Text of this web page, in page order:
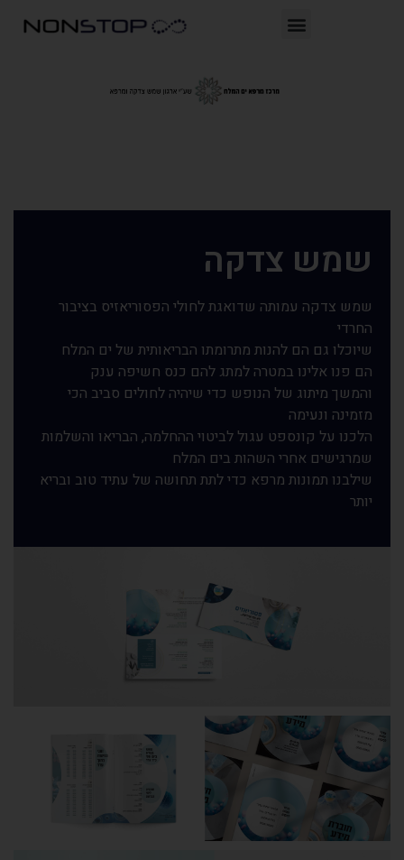
שמש צדקה
שמש צדקה עמותה שדואגת לחולי הפסוריאזיס בציבור
החרדי
שיוכלו גם הם להנות מתרומתו הבריאותית של ים המלח
הם פנו אלינו במטרה למתג להם כנס חשיפה ענק
והמשך מיתוג של הנופש כדי שיהיה לחולים סביב הכי
מזמינה ונעימה
הלכנו על קונספט עגול לביטוי ההחלמה, הבריאו והשלמות
שמרגישים אחרי השהות בים המלח
שילבנו תמונות מרפא כדי לתת תחושה של עתיד טוב ובריא
יותר